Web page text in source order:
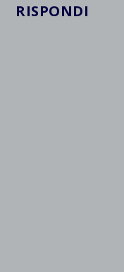
RISPONDI